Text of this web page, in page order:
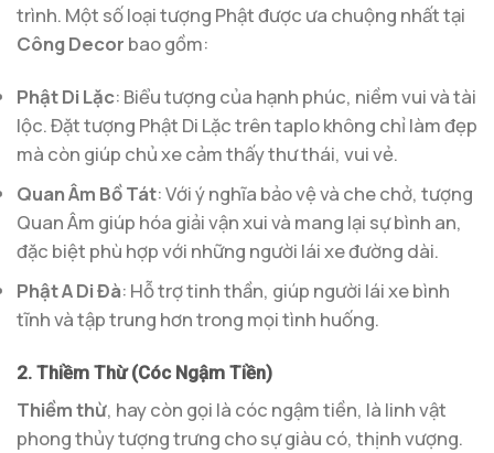
trình. Một số loại tượng Phật được ưa chuộng nhất tại
Công Decor bao gồm:
Phật Di Lặc: Biểu tượng của hạnh phúc, niềm vui và tài
lộc. Đặt tượng Phật Di Lặc trên taplo không chỉ làm đẹp
mà còn giúp chủ xe cảm thấy thư thái, vui vẻ.
Quan Âm Bồ Tát: Với ý nghĩa bảo vệ và che chở, tượng
Quan Âm giúp hóa giải vận xui và mang lại sự bình an,
đặc biệt phù hợp với những người lái xe đường dài.
Phật A Di Đà: Hỗ trợ tinh thần, giúp người lái xe bình
tĩnh và tập trung hơn trong mọi tình huống.
2. Thiềm Thừ (Cóc Ngậm Tiền)
Thiềm thừ, hay còn gọi là cóc ngậm tiền, là linh vật
phong thủy tượng trưng cho sự giàu có, thịnh vượng.